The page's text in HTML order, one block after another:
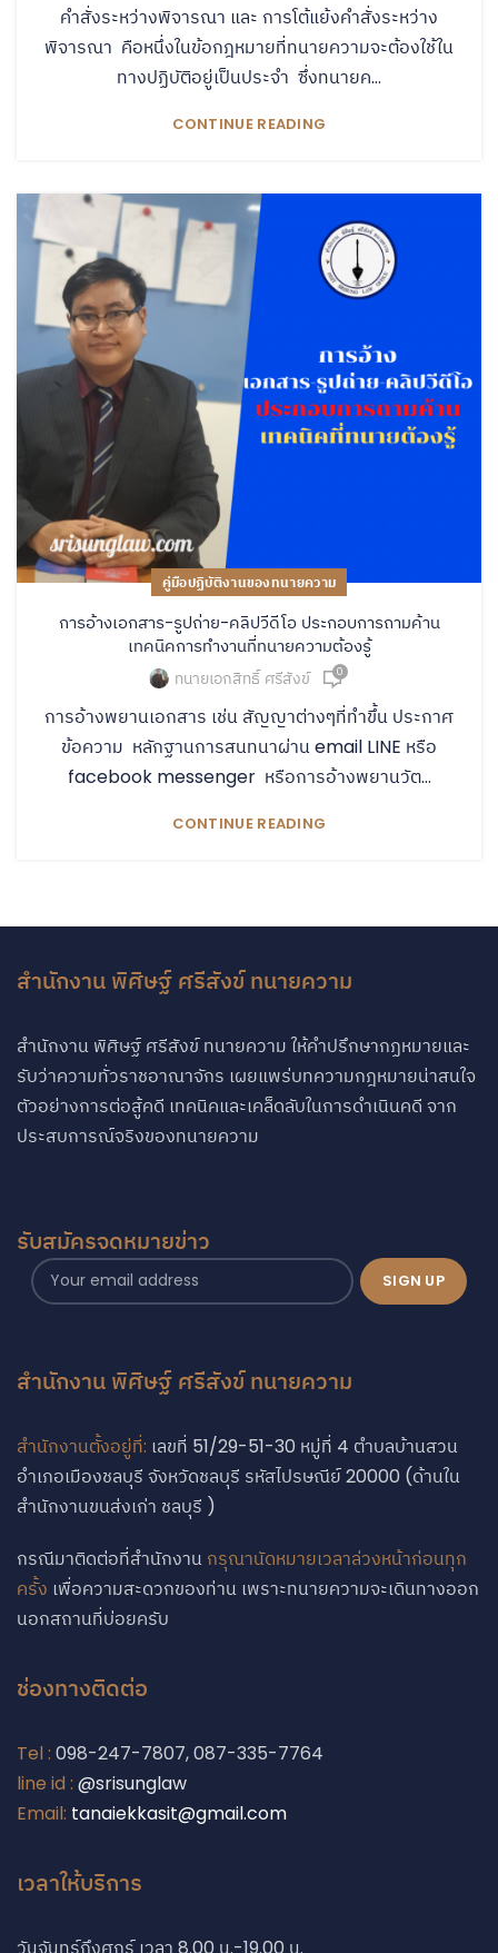
คำสั่งระหว่างพิจารณา และ การโต้แย้งคำสั่งระหว่าง
พิจารณา คือหนึ่งในข้อกฎหมายที่ทนายความจะต้องใช้ใน
ทางปฏิบัติอยู่เป็นประจำ ซึ่งทนายค...
CONTINUE READING
คู่มือปฏิบัติงานของทนายความ
การอ้างเอกสาร-รูปถ่าย-คลิปวีดีโอ ประกอบการถามค้าน
เทคนิคการทำงานที่ทนายความต้องรู้
ทนายเอกสิทธิ์ ศรีสังข์ 0
การอ้างพยานเอกสาร เช่น สัญญาต่างๆที่ทำขึ้น ประกาศ
ข้อความ หลักฐานการสนทนาผ่าน email LINE หรือ
facebook messenger หรือการอ้างพยานวัต...
CONTINUE READING
สำนักงาน พิศิษฐ์ ศรีสังข์ ทนายความ
สำนักงาน พิศิษฐ์ ศรีสังข์ ทนายความ ให้คำปรึกษากฏหมายและ
รับว่าความทั่วราชอาณาจักร เผยแพร่บทความกฎหมายน่าสนใจ
ตัวอย่างการต่อสู้คดี เทคนิคและเคล็ดลับในการดำเนินคดี จาก
ประสบการณ์จริงของทนายความ
รับสมัครจดหมายข่าว
สำนักงาน พิศิษฐ์ ศรีสังข์ ทนายความ
สำนักงานตั้งอยู่ที่: เลขที่ 51/29-51-30 หมู่ที่ 4 ตำบลบ้านสวน
อำเภอเมืองชลบุรี จังหวัดชลบุรี รหัสไปรษณีย์ 20000 (ด้านใน
สำนักงานขนส่งเก่า ชลบุรี )
กรณีมาติดต่อที่สำนักงาน กรุณานัดหมายเวลาล่วงหน้าก่อนทุก
ครั้ง เพื่อความสะดวกของท่าน เพราะทนายความจะเดินทางออก
นอกสถานที่บ่อยครับ
ช่องทางติดต่อ
Tel : 098-247-7807, 087-335-7764
line id : @srisunglaw
Email: tanaiekkasit@gmail.com
เวลาให้บริการ